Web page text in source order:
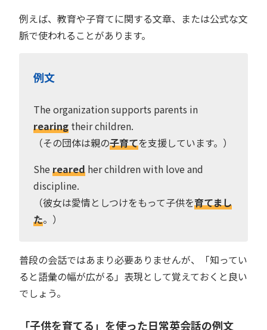
例えば、教育や子育てに関する文章、または公式な文
脈で使われることがあります。
例文
The organization supports parents in
rearing their children.
（その団体は親の子育てを支援しています。）
Shereared her children with love and
discipline.
（彼女は愛情としつけをもって子供を育てまし
た。）
普段の会話ではあまり必要ありませんが、「知ってい
ると語彙の幅が広がる」表現として覚えておくと良い
でしょう。
「子供を育てる」を使った日常英会話の例文